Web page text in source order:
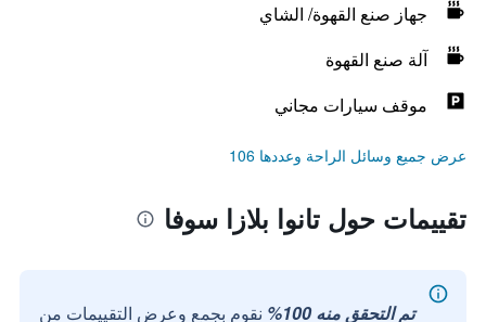
جهاز صنع القهوة/ الشاي
آلة صنع القهوة
موقف سيارات مجاني
عرض جميع وسائل الراحة وعددها 106
تقييمات حول تانوا بلازا سوفا
تم التحقق منه 100% نقوم بجمع وعرض التقييمات من